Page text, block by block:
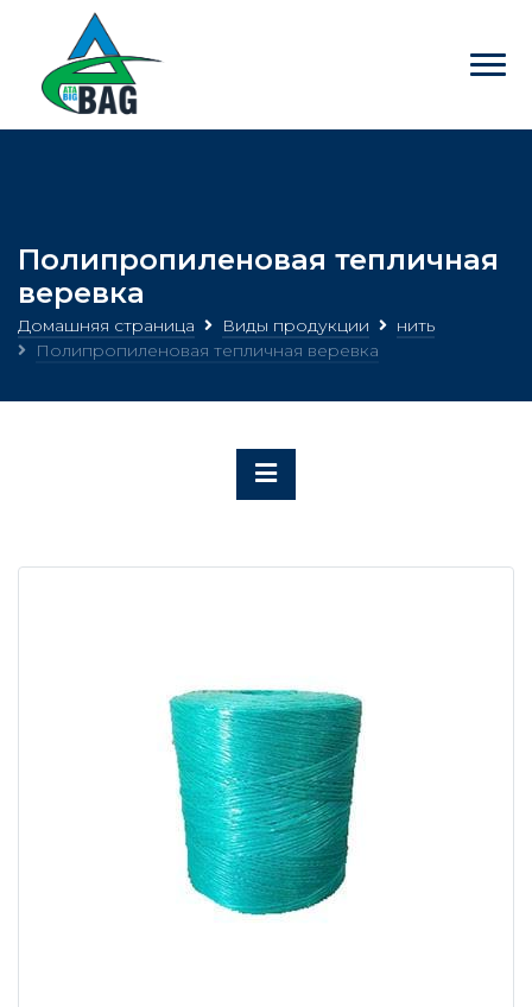
Полипропиленовая тепличная
веревка
Домашняя страница Виды продукции
нить
Полипропиленовая тепличная веревка